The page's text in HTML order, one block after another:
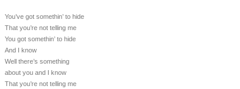
You’ve got somethin’ to hide
That you’re not telling me
You got somethin’ to hide
And I know
Well there’s something
about you and I know
That you’re not telling me